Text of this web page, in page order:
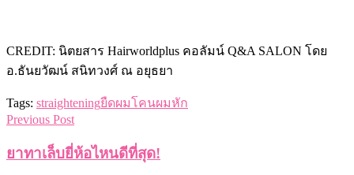
CREDIT: นิตยสาร Hairworldplus คอลัมน์ Q&A SALON โดย
อ.ธันยวัฒน์ สนิทวงศ์ ณ อยุธยา
Tags: straighteningยืดผมโคนผมหัก
Previous Post
ยาทาเล็บยี่ห้อไหนดีที่สุด!